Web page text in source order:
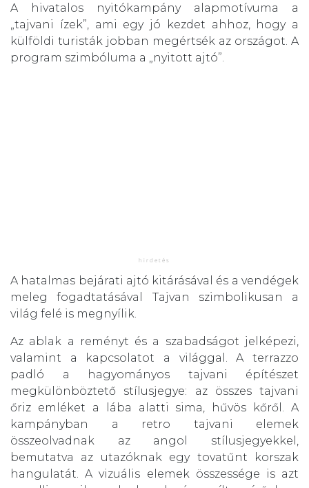
A hivatalos nyitókampány alapmotívuma a
„tajvani ízek”, ami egy jó kezdet ahhoz, hogy a
külföldi turisták jobban megértsék az országot. A
program szimbóluma a „nyitott ajtó”.
A hatalmas bejárati ajtó kitárásával és a vendégek
meleg fogadtatásával Tajvan szimbolikusan a
világ felé is megnyílik.
Az ablak a reményt és a szabadságot jelképezi,
valamint a kapcsolatot a világgal. A terrazzo
padló a hagyományos tajvani építészet
megkülönböztető stílusjegye: az összes tajvani
őriz emléket a lába alatti sima, hűvös kőről. A
kampányban a retro tajvani elemek
összeolvadnak az angol stílusjegyekkel,
bemutatva az utazóknak egy tovatűnt korszak
hangulatát. A vizuális elemek összessége is azt